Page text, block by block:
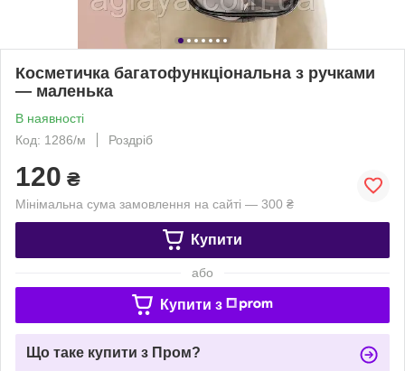
Косметичка багатофункціональна з ручками
— маленька
В наявності
Код: 1286/м
Роздріб
120 ₴
Мінімальна сума замовлення на сайті — 300 ₴
Купити
або
Купити з
Що таке купити з Пром?